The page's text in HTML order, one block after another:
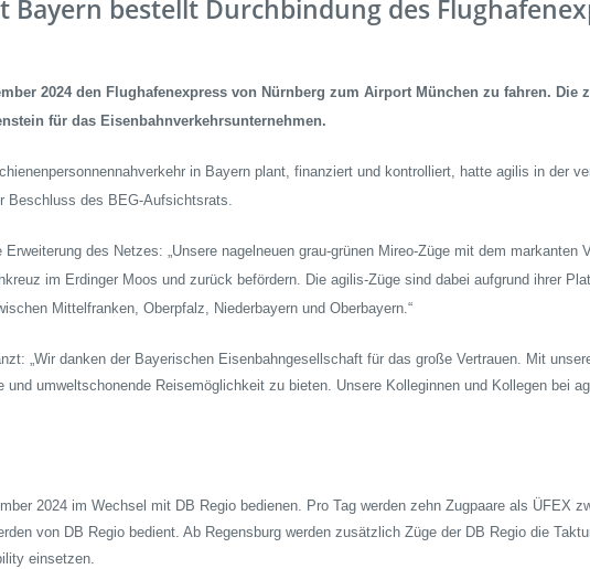
Bayern bestellt Durchbindung des
2024 den Flughafenexpress von Nürnberg zum Airport München zu fahren.
für das Eisenbahnverkehrsunternehmen.
in Bayern plant, finanziert und kontrolliert, hatte agilis in der
Beschluss des BEG-Aufsichtsrats.
des Netzes: „Unsere nagelneuen grau-grünen Mireo-Züge mit dem
im Erdinger Moos und zurück befördern. Die agilis-Züge sind dabei aufgrund ihrer
Mittelfranken, Oberpfalz, Niederbayern und Oberbayern.“
„Wir danken der Bayerischen Eisenbahngesellschaft für das große Vertrauen. Mit
umweltschonende Reisemöglichkeit zu bieten. Unsere Kolleginnen und Kollegen bei
2024 im Wechsel mit DB Regio bedienen. Pro Tag werden zehn Zugpaare als ÜFEX
von DB Regio bedient. Ab Regensburg werden zusätzlich Züge der DB Regio die
einsetzen.